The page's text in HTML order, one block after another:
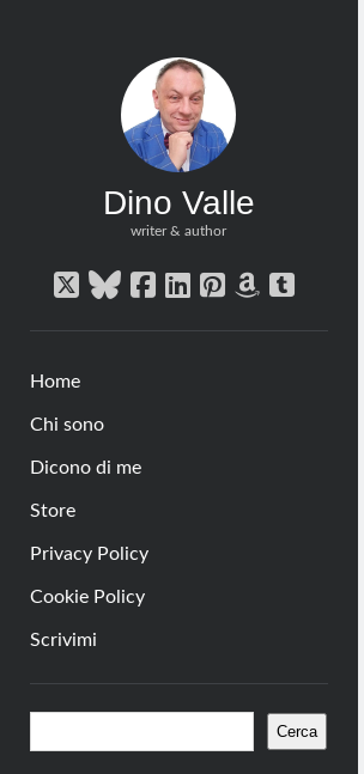
Dino Valle
writer & author
twitterbluesky
facebook
linkedin
pinterest
amazon
tumblr
Home
Chi sono
Dicono di me
Store
Privacy Policy
Cookie Policy
Scrivimi
Barra
laterale
Cerca